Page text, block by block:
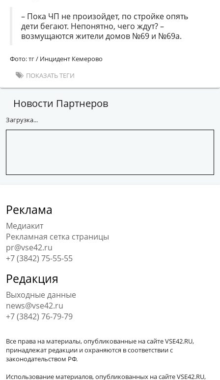
– Пока ЧП не произойдет, по стройке опять
дети бегают. Непонятно, чего ждут? –
возмущаются жители домов №69 и №69а.
Фото: тг / Инцидент Кемерово
ПОКАЗАТЬ ТЕГИ
Новости Партнеров
Загрузка...
Реклама
Медиакит
Рекламная сетка страницы
pr@vse42.ru
+7 (3842) 75-55-55
Редакция
Выходные данные
news@vse42.ru
+7 (3842) 76-79-79
Все права на материалы, опубликованные на сайте VSE42.RU,
принадлежат редакции и охраняются в соответствии с
законодательством РФ.
Использование материалов, опубликованных на сайте VSE42.RU,